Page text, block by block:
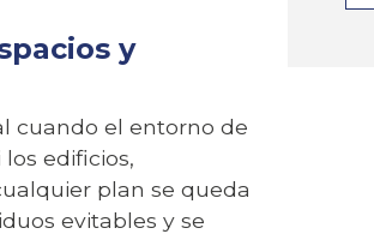
y
cuando el entorno de
edificios,
plan se queda
evitables y se
NEWSLETTER
NOVEDADES DEL